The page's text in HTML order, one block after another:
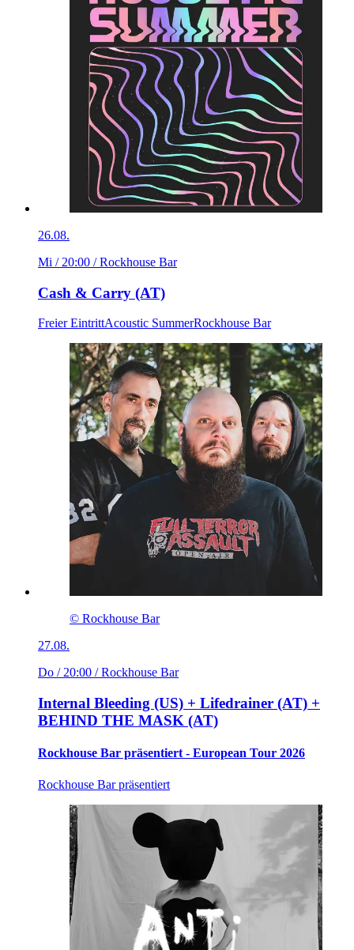
26.08.
Mi / 20:00 / Rockhouse Bar
Cash & Carry (AT)
Freier EintrittAcoustic SummerRockhouse Bar
© Rockhouse Bar
27.08.
Do / 20:00 / Rockhouse Bar
Internal Bleeding (US) + Lifedrainer (AT) +
BEHIND THE MASK (AT)
Rockhouse Bar präsentiert - European Tour 2026
Rockhouse Bar präsentiert